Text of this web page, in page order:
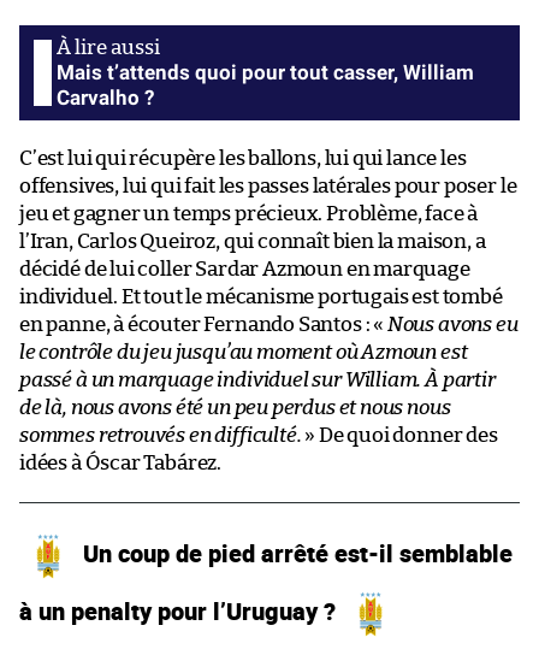
Mais t’attends quoi pour tout casser, William
Carvalho ?
C’est lui qui récupère les ballons, lui qui lance les
offensives, lui qui fait les passes latérales pour poser le
jeu et gagner un temps précieux. Problème, face à
l’Iran, Carlos Queiroz, qui connaît bien la maison, a
décidé de lui coller Sardar Azmoun en marquage
individuel. Et tout le mécanisme portugais est tombé
en panne, à écouter Fernando Santos : « Nous avons eu
le contrôle du jeu jusqu’au moment où Azmoun est
passé à un marquage individuel sur William. À partir
de là, nous avons été un peu perdus et nous nous
sommes retrouvés en difficulté. » De quoi donner des
idées à Óscar Tabárez.
Un coup de pied arrêté est-il semblable
à un penalty pour l’Uruguay ?